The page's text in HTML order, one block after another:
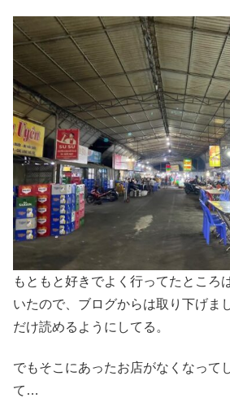
もともと好きでよく行ってたところ
いたので、ブログからは取り下げま
だけ読めるようにしてる。
でもそこにあったお店がなくなって
て…